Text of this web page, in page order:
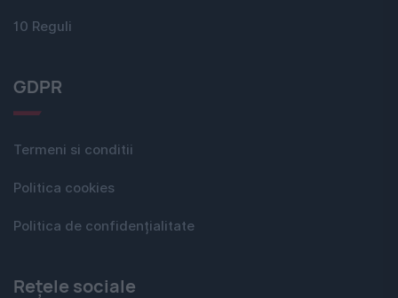
10 Reguli
GDPR
Termeni si conditii
Politica cookies
Politica de confidențialitate
Rețele sociale